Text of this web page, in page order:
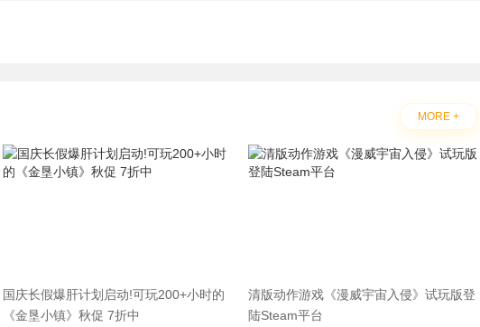
MORE +
国庆长假爆肝计划启动!可玩200+小时的
《金垦小镇》秋促 7折中
清版动作游戏《漫威宇宙入侵》试玩版登
陆Steam平台